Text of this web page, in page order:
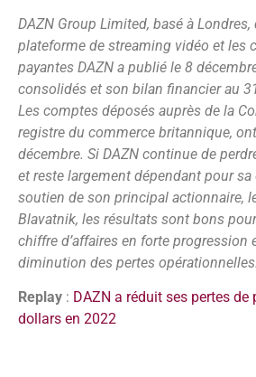
DAZN Group Limited, basé à
plateforme de streaming vidéo et les
payantes DAZN a publié le 8
consolidés et son bilan financier au
Les comptes déposés auprès de la
registre du commerce britannique,
décembre. Si DAZN continue de
et reste largement dépendant pour
soutien de son principal actionnaire,
Blavatnik, les résultats sont bons
chiffre d’affaires en forte progression
diminution des pertes opérationnelles.
Replay : DAZN a réduit ses pertes de
dollars en 2022